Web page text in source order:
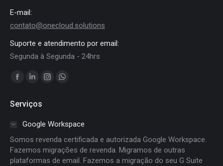
E-mail:
contato@onecloud.solutions
Suporte e atendimento por email:
Segunda à Segunda - 24hrs
Encontre-nos em:
Facebook
opens
window
Linkedin
opens
in
window
Instagram
in
window
Whatsapp
in
window
Serviços
Google Workspace
Somos revenda certificada e autorizada Google Workspace.
Fazemos migrações de revenda. Migramos de outras
plataformas de email. Fazemos a migração do seu G Suite